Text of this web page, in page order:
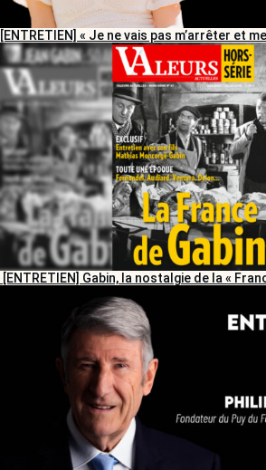
[ENTRETIEN] « Je ne vais pas m’arrêter et
[ENTRETIEN] Gabin, la nostalgie de la «